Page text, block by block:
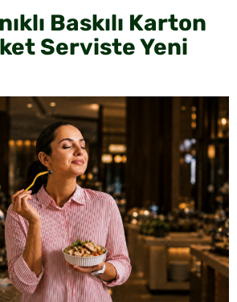
Baskılı Karton
Serviste Yeni